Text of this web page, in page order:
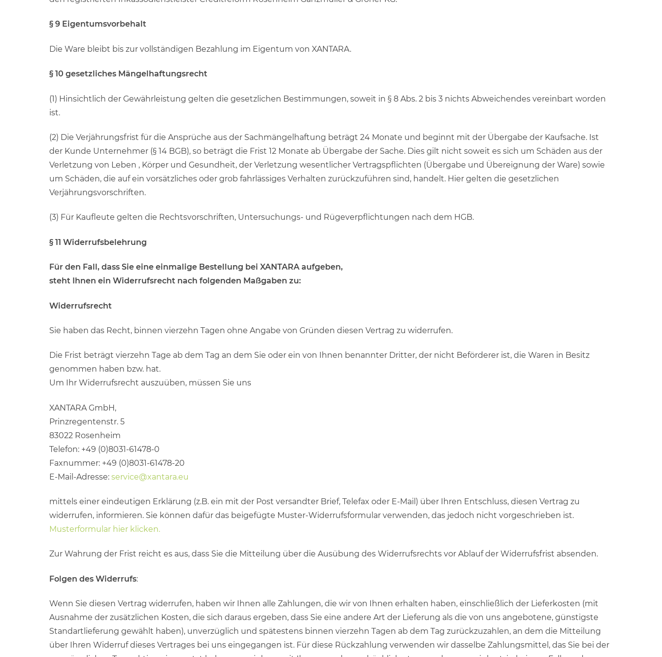
§ 9 Eigentumsvorbehalt
Die Ware bleibt bis zur vollständigen Bezahlung im Eigentum von XANTARA.
§ 10 gesetzliches Mängelhaftungsrecht
(1) Hinsichtlich der Gewährleistung gelten die gesetzlichen Bestimmungen, soweit in § 8 Abs. 2 bis 3 nichts Abweichendes vereinbart worden
ist.
(2) Die Verjährungsfrist für die Ansprüche aus der Sachmängelhaftung beträgt 24 Monate und beginnt mit der Übergabe der Kaufsache. Ist
der Kunde Unternehmer (§ 14 BGB), so beträgt die Frist 12 Monate ab Übergabe der Sache. Dies gilt nicht soweit es sich um Schäden aus der
Verletzung von Leben , Körper und Gesundheit, der Verletzung wesentlicher Vertragspflichten (Übergabe und Übereignung der Ware) sowie
um Schäden, die auf ein vorsätzliches oder grob fahrlässiges Verhalten zurückzuführen sind, handelt. Hier gelten die gesetzlichen
Verjährungsvorschriften.
(3) Für Kaufleute gelten die Rechtsvorschriften, Untersuchungs- und Rügeverpflichtungen nach dem HGB.
§ 11 Widerrufsbelehrung
Für den Fall, dass Sie eine einmalige Bestellung bei XANTARA aufgeben,
steht Ihnen ein Widerrufsrecht nach folgenden Maßgaben zu:
Widerrufsrecht
Sie haben das Recht, binnen vierzehn Tagen ohne Angabe von Gründen diesen Vertrag zu widerrufen.
Die Frist beträgt vierzehn Tage ab dem Tag an dem Sie oder ein von Ihnen benannter Dritter, der nicht Beförderer ist, die Waren in Besitz
genommen haben bzw. hat.
Um Ihr Widerrufsrecht auszuüben, müssen Sie uns
XANTARA GmbH,
Prinzregentenstr. 5
83022 Rosenheim
Telefon: +49 (0)8031-61478-0
Faxnummer: +49 (0)8031-61478-20
E-Mail-Adresse: service@xantara.eu
mittels einer eindeutigen Erklärung (z.B. ein mit der Post versandter Brief, Telefax oder E-Mail) über Ihren Entschluss, diesen Vertrag zu
widerrufen, informieren. Sie können dafür das beigefügte Muster-Widerrufsformular verwenden, das jedoch nicht vorgeschrieben ist.
Musterformular hier klicken.
Zur Wahrung der Frist reicht es aus, dass Sie die Mitteilung über die Ausübung des Widerrufsrechts vor Ablauf der Widerrufsfrist absenden.
Folgen des Widerrufs:
Wenn Sie diesen Vertrag widerrufen, haben wir Ihnen alle Zahlungen, die wir von Ihnen erhalten haben, einschließlich der Lieferkosten (mit
Ausnahme der zusätzlichen Kosten, die sich daraus ergeben, dass Sie eine andere Art der Lieferung als die von uns angebotene, günstigste
Standartlieferung gewählt haben), unverzüglich und spätestens binnen vierzehn Tagen ab dem Tag zurückzuzahlen, an dem die Mitteilung
über Ihren Widerruf dieses Vertrages bei uns eingegangen ist. Für diese Rückzahlung verwenden wir dasselbe Zahlungsmittel, das Sie bei der